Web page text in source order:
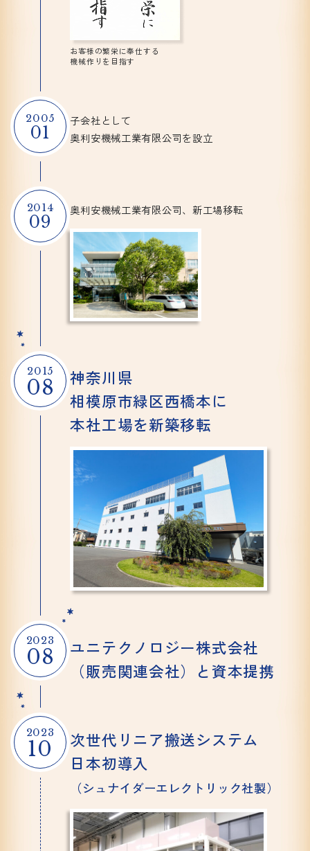
お客様の繁栄に奉仕する
機械作りを目指す
2005
01
子会社として
奥利安機械工業有限公司を設立
2014
09
奥利安機械工業有限公司、新工場移転
2015
08
神奈川県
相模原市緑区西橋本に
本社工場を新築移転
2023
08 ユニテクノロジー株式会社
（販売関連会社）と資本提携
2023
10 次世代リニア搬送システム
日本初導入
（シュナイダーエレクトリック社製）